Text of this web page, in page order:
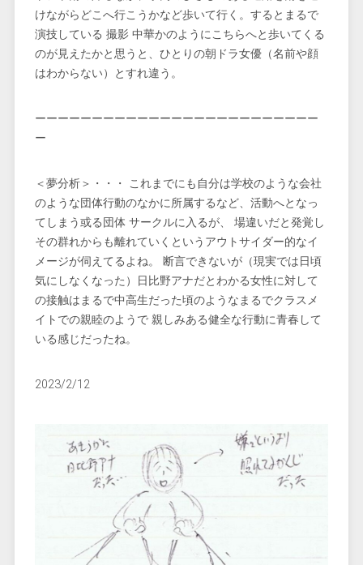
けながらどこへ行こうかなど歩いて行く。するとまるで
演技している 撮影 中華かのようにこちらへと歩いてくる
のが見えたかと思うと、ひとりの朝ドラ女優（名前や顔
はわからない）とすれ違う。
ーーーーーーーーーーーーーーーーーーーーーーーーー
ー
＜夢分析＞・・・ これまでにも自分は学校のような会社
のような団体行動のなかに所属するなど、活動へとなっ
てしまう或る団体 サークルに入るが、 場違いだと発覚し
その群れからも離れていくというアウトサイダー的なイ
メージが伺えてるよね。 断言できないが（現実では日頃
気にしなくなった）日比野アナだとわかる女性に対して
の接触はまるで中高生だった頃のようなまるでクラスメ
イトでの親睦のようで 親しみある健全な行動に青春して
いる感じだったね。
2023/2/12